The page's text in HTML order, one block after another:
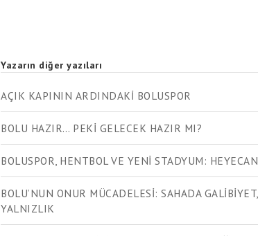
Yazarın diğer yazıları
AÇIK KAPININ ARDINDAKİ BOLUSPOR
BOLU HAZIR… PEKİ GELECEK HAZIR MI?
BOLUSPOR, HENTBOL VE YENİ STADYUM:
BOLU’NUN ONUR MÜCADELESİ: SAHADA
YALNIZLIK